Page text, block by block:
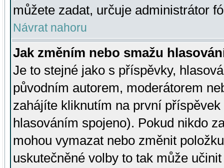
můžete zadat, určuje administrátor
Návrat nahoru
Jak změním nebo smažu
Je to stejné jako s příspěvky,
původním autorem, moderátorem
zahájíte kliknutím na první
hlasováním spojeno). Pokud nikdo
mohou vymazat nebo změnit
uskutečněné volby to tak může